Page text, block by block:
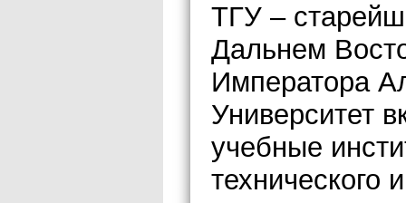
ТГУ –
Дальнем
Императора
Университет
учебные
технического